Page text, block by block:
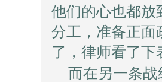
他们的心也都放
分工，准备正面
了，律师看了下
而在另一条